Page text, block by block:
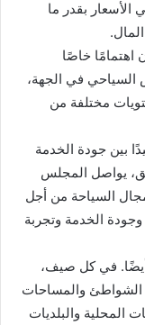
الأسعار بقدر ما
اهتمامًا خاصًا
السياحي في الجهة،
مختلفة من
بين جودة الخدمة
يواصل المجلس
السياحة من أجل
الخدمة وتجربة
أيضًا. في كل صيف،
الشواطئ والمساحات
المحلية والبلديات